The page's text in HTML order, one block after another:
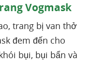
Vogmask
trang bị van thở
đem đến cho
bụi, bụi bẩn và